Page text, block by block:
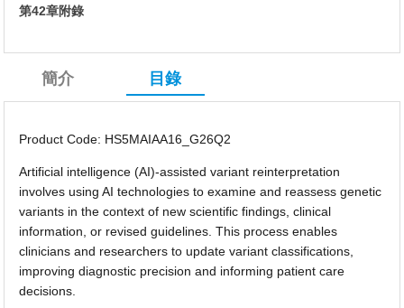
第42章附錄
簡介 目錄
Product Code: HS5MAIAA16_G26Q2
Artificial intelligence (AI)-assisted variant reinterpretation
involves using AI technologies to examine and reassess genetic
variants in the context of new scientific findings, clinical
information, or revised guidelines. This process enables
clinicians and researchers to update variant classifications,
improving diagnostic precision and informing patient care
decisions.